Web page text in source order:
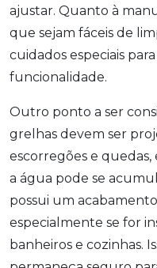
ajustar. Quanto à
que sejam fáceis de
cuidados especiais
funcionalidade.
Outro ponto a ser
grelhas devem ser
escorregões e
a água pode se
possui um
especialmente se for
banheiros e cozinhas.